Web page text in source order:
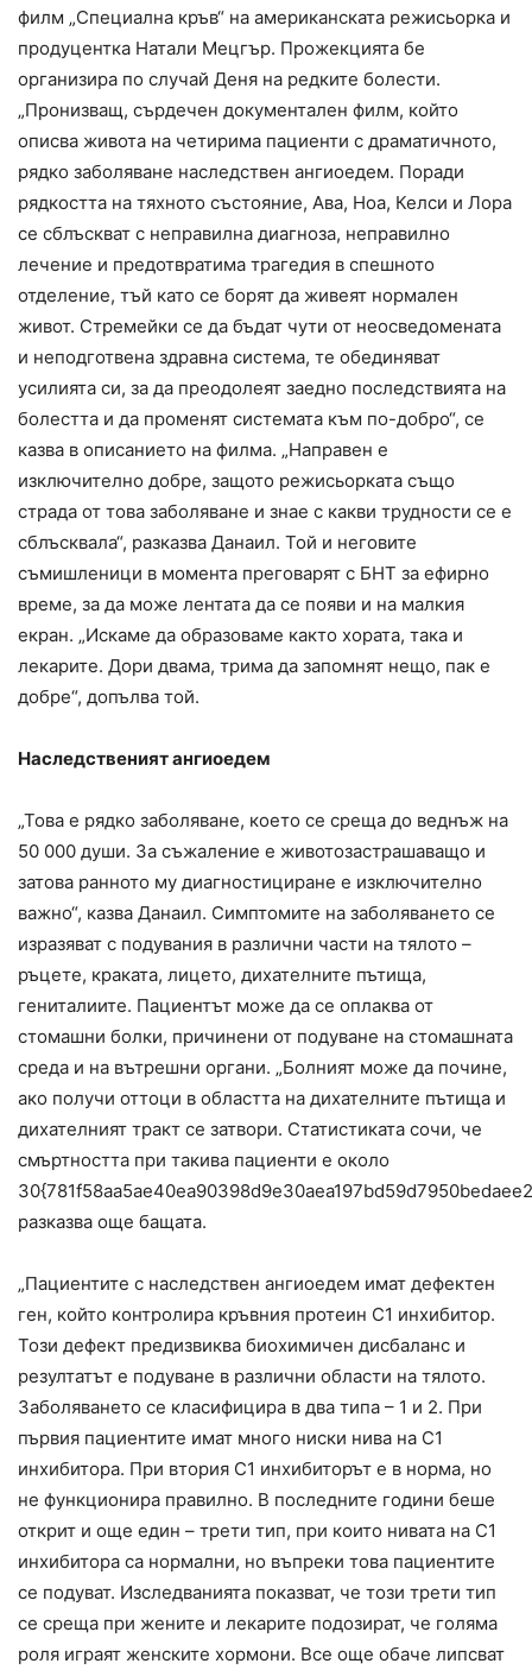
филм „Специална кръв“ на американската режисьорка и
продуцентка Натали Мецгър. Прожекцията бе
организира по случай Деня на редките болести.
„Пронизващ, сърдечен документален филм, който
описва живота на четирима пациенти с драматичното,
рядко заболяване наследствен ангиоедем. Поради
рядкостта на тяхното състояние, Ава, Ноа, Келси и Лора
се сблъскват с неправилна диагноза, неправилно
лечение и предотвратима трагедия в спешното
отделение, тъй като се борят да живеят нормален
живот. Стремейки се да бъдат чути от неосведомената
и неподготвена здравна система, те обединяват
усилията си, за да преодолеят заедно последствията на
болестта и да променят системата към по-добро“, се
казва в описанието на филма. „Направен е
изключително добре, защото режисьорката също
страда от това заболяване и знае с какви трудности се е
сблъсквала“, разказва Данаил. Той и неговите
съмишленици в момента преговарят с БНТ за ефирно
време, за да може лентата да се появи и на малкия
екран. „Искаме да образоваме както хората, така и
лекарите. Дори двама, трима да запомнят нещо, пак е
добре“, допълва той.
Наследственият ангиоедем
„Това е рядко заболяване, което се среща до веднъж на
50 000 души. За съжаление е животозастрашаващо и
затова ранното му диагностициране е изключително
важно“, казва Данаил. Симптомите на заболяването се
изразяват с подувания в различни части на тялото –
ръцете, краката, лицето, дихателните пътища,
гениталиите. Пациентът може да се оплаква от
стомашни болки, причинени от подуване на стомашната
среда и на вътрешни органи. „Болният може да почине,
ако получи оттоци в областта на дихателните пътища и
дихателният тракт се затвори. Статистиката сочи, че
смъртността при такива пациенти е около
разказва още бащата.
„Пациентите с наследствен ангиоедем имат дефектен
ген, който контролира кръвния протеин С1 инхибитор.
Този дефект предизвиква биохимичен дисбаланс и
резултатът е подуване в различни области на тялото.
Заболяването се класифицира в два типа – 1 и 2. При
първия пациентите имат много ниски нива на С1
инхибитора. При втория С1 инхибиторът е в норма, но
не функционира правилно. В последните години беше
открит и още един – трети тип, при които нивата на С1
инхибитора са нормални, но въпреки това пациентите
се подуват. Изследванията показват, че този трети тип
се среща при жените и лекарите подозират, че голяма
роля играят женските хормони. Все още обаче липсват